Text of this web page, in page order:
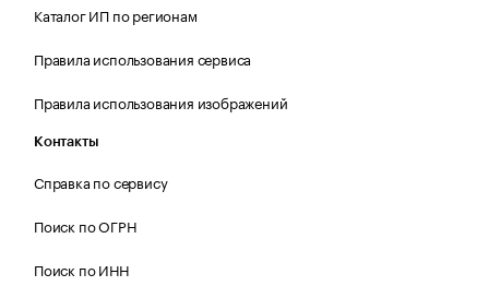
Каталог ИП по регионам
Правила использования сервиса
Правила использования изображений
Контакты
Справка по сервису
Поиск по ОГРН
Поиск по ИНН